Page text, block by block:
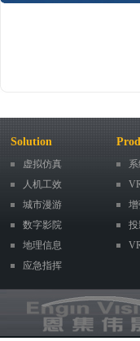
Solution
虚拟仿真
人机工效
城市漫游
数字影院
地理信息
应急指挥
增
投